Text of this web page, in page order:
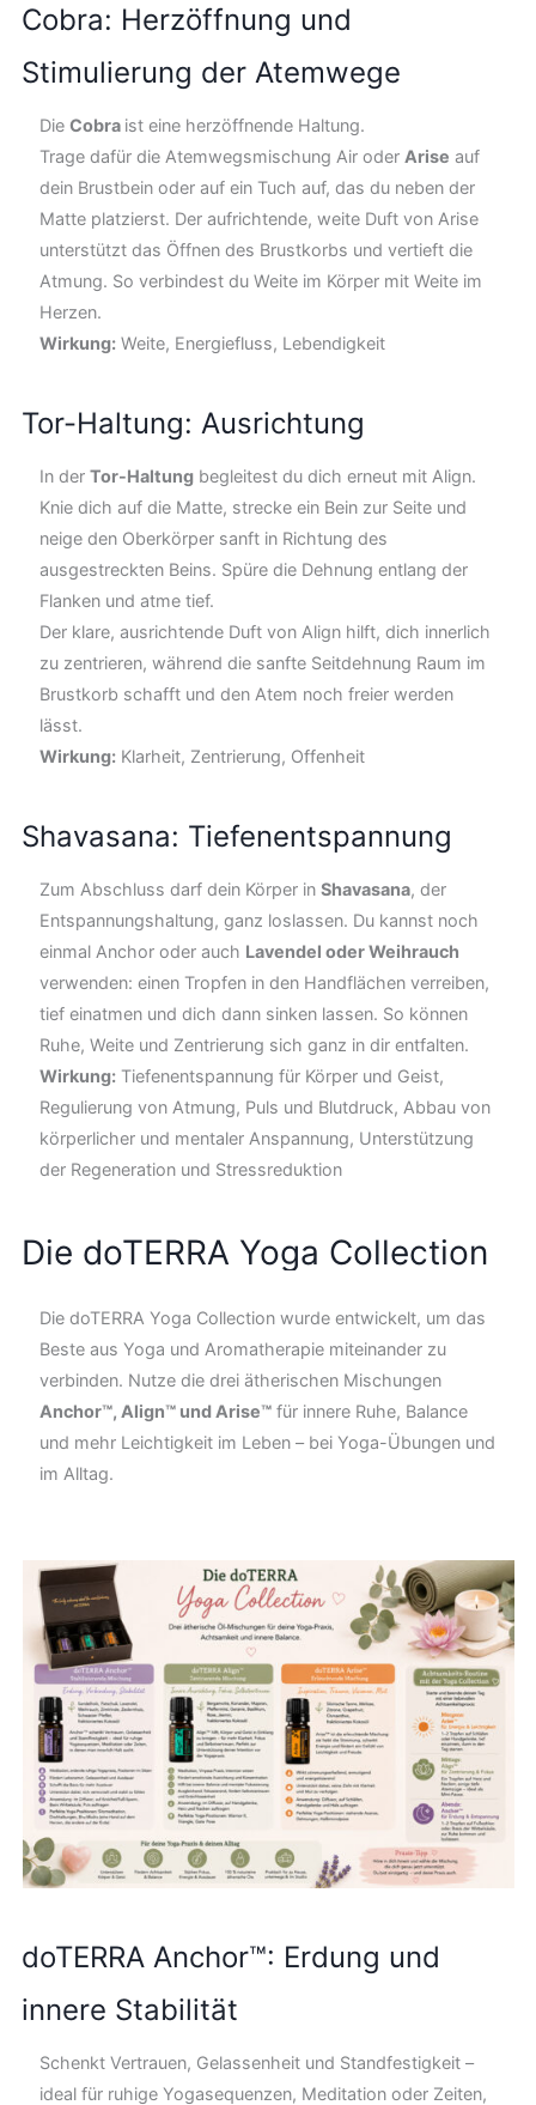
Cobra: Herzöffnung und
Stimulierung der Atemwege
DieCobra ist eine herzöffnende Haltung.
Trage dafür die Atemwegsmischung Air oder Arise auf
dein Brustbein oder auf ein Tuch auf, das du neben der
Matte platzierst. Der aufrichtende, weite Duft von Arise
unterstützt das Öffnen des Brustkorbs und vertieft die
Atmung. So verbindest du Weite im Körper mit Weite im
Herzen.
Wirkung: Weite, Energiefluss, Lebendigkeit
Tor-Haltung: Ausrichtung
In derTor-Haltung begleitest du dich erneut mit Align.
Knie dich auf die Matte, strecke ein Bein zur Seite und
neige den Oberkörper sanft in Richtung des
ausgestreckten Beins. Spüre die Dehnung entlang der
Flanken und atme tief.
Der klare, ausrichtende Duft von Align hilft, dich innerlich
zu zentrieren, während die sanfte Seitdehnung Raum im
Brustkorb schafft und den Atem noch freier werden
lässt.
Wirkung: Klarheit, Zentrierung, Offenheit
Shavasana: Tiefenentspannung
Zum Abschluss darf dein Körper inShavasana, der
Entspannungshaltung, ganz loslassen. Du kannst noch
einmal Anchor oder auch Lavendel oder Weihrauch
verwenden: einen Tropfen in den Handflächen verreiben,
tief einatmen und dich dann sinken lassen. So können
Ruhe, Weite und Zentrierung sich ganz in dir entfalten.
Wirkung: Tiefenentspannung für Körper und Geist,
Regulierung von Atmung, Puls und Blutdruck, Abbau von
körperlicher und mentaler Anspannung, Unterstützung
der Regeneration und Stressreduktion
Die doTERRA Yoga Collection
Die doTERRA Yoga Collection wurde entwickelt, um das
Beste aus Yoga und Aromatherapie miteinander zu
verbinden. Nutze die drei ätherischen Mischungen
Anchor™, Align™ und Arise™ für innere Ruhe, Balance
und mehr Leichtigkeit im Leben – bei Yoga-Übungen und
im Alltag.
doTERRA Anchor™: Erdung und
innere Stabilität
Schenkt Vertrauen, Gelassenheit und Standfestigkeit –
ideal für ruhige Yogasequenzen, Meditation oder Zeiten,